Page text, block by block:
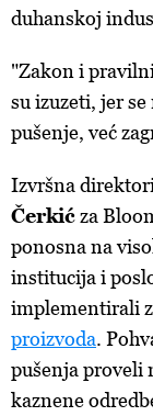
duhanskoj
"Zakon i
su izuzeti, jer
pušenje, već
Izvršna
Čerkićza
ponosna na
institucija i
implementirali
proizvoda.
pušenja proveli
kaznene